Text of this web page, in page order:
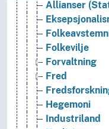
Allianser
Folkevilje
Forvaltning
Fred
Hegemoni
Industriland